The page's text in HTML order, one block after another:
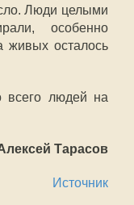
Люди целыми
особенно
живых осталось
всего людей на
Тарасов
Источник